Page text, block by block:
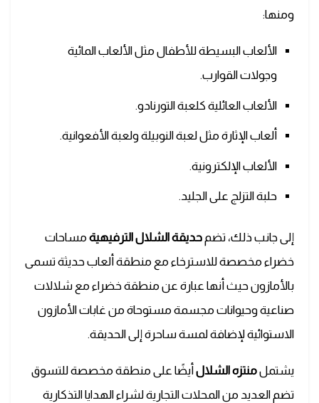
ومنها:
الألعاب البسيطة للأطفال مثل الألعاب المائية
وجولات القوارب.
الألعاب العائلية كلعبة التورنادو.
ألعاب الإثارة مثل لعبة النوبيلة ولعبة الأفعوانية.
الألعاب الإلكترونية.
حلبة التزلج على الجليد.
إلى جانب ذلك، تضم حديقة الشلال الترفيهية مساحات
خضراء مخصصة للاسترخاء مع منطقة ألعاب حديثة تسمى
بالأمازون حيث أنها عبارة عن منطقة خضراء مع شلالات
صناعية وحيوانات مجسمة مستوحاة من غابات الأمازون
الاستوائية لإضافة لمسة ساحرة إلى الحديقة.
يشتملمنتزه الشلال أيضًا على منطقة مخصصة للتسوق
تضم العديد من المحلات التجارية لشراء الهدايا التذكارية